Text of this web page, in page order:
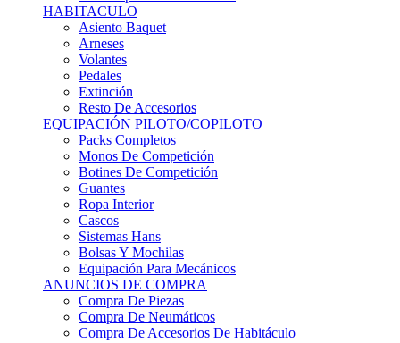
HABITACULO
Asiento Baquet
Arneses
Volantes
Pedales
Extinción
Resto De Accesorios
EQUIPACIÓN PILOTO/COPILOTO
Packs Completos
Monos De Competición
Botines De Competición
Guantes
Ropa Interior
Cascos
Sistemas Hans
Bolsas Y Mochilas
Equipación Para Mecánicos
ANUNCIOS DE COMPRA
Compra De Piezas
Compra De Neumáticos
Compra De Accesorios De Habitáculo